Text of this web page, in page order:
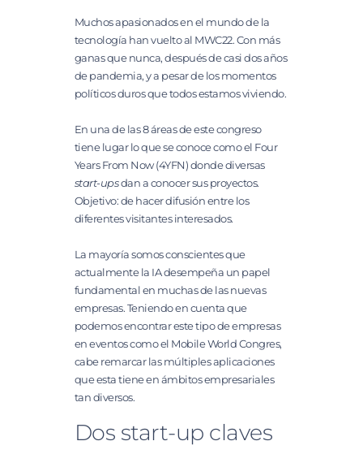
Muchos apasionados en el mundo de la
tecnología han vuelto al MWC22. Con más
ganas que nunca, después de casi dos años
de pandemia, y a pesar de los momentos
políticos duros que todos estamos viviendo.
En una de las 8 áreas de este congreso
tiene lugar lo que se conoce como el Four
Years From Now (4YFN) donde diversas
start-upsdan a conocer sus proyectos.
Objetivo: de hacer difusión entre los
diferentes visitantes interesados.
La mayoría somos conscientes que
actualmente la IA desempeña un papel
fundamental en muchas de las nuevas
empresas. Teniendo en cuenta que
podemos encontrar este tipo de empresas
en eventos como el Mobile World Congres,
cabe remarcar las múltiples aplicaciones
que esta tiene en ámbitos empresariales
tan diversos.
Dos start-up claves